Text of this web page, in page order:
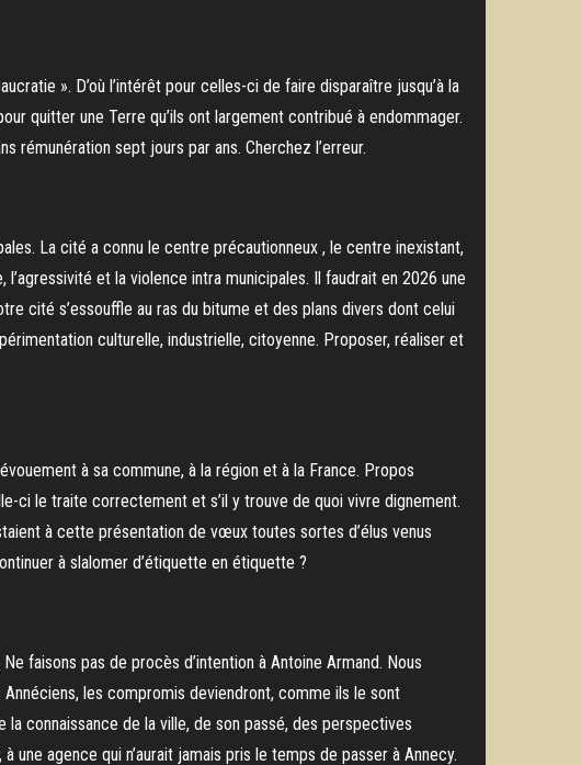
». D’où l’intérêt pour celles-ci de faire disparaître jusqu’à la
quitter une Terre qu’ils ont largement contribué à endommager.
rémunération sept jours par ans. Cherchez l’erreur.
La cité a connu le centre précautionneux , le centre inexistant,
et la violence intra municipales. Il faudrait en 2026 une
cité s’essouffle au ras du bitume et des plans divers dont celui
culturelle, industrielle, citoyenne. Proposer, réaliser et
à sa commune, à la région et à la France. Propos
ci le traite correctement et s’il y trouve de quoi vivre dignement.
à cette présentation de vœux toutes sortes d’élus venus
à slalomer d’étiquette en étiquette ?
faisons pas de procès d’intention à Antoine Armand. Nous
les compromis deviendront, comme ils le sont
connaissance de la ville, de son passé, des perspectives
agence qui n’aurait jamais pris le temps de passer à Annecy.